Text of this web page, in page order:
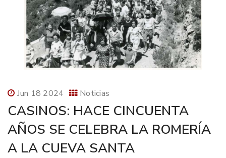
Jun 18 2024 Noticias
CASINOS: HACE CINCUENTA
AÑOS SE CELEBRA LA ROMERÍA
A LA CUEVA SANTA